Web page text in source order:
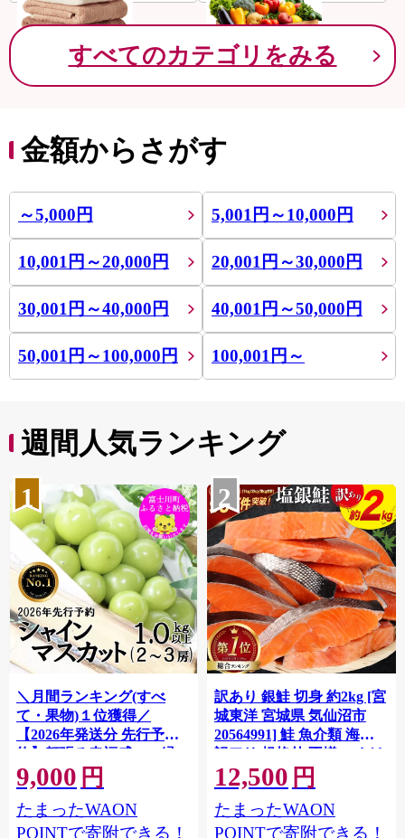
すべてのカテゴリをみる
金額からさがす
～5,000円 5,001円～10,000円
10,001円～20,000円 20,001円～30,000円
30,001円～40,000円 40,001円～50,000円
50,001円～100,000円 100,001円～
週間人気ランキング
1
＼月間ランキング(すべ
て・果物)１位獲得／
【2026年発送分 先行予
約】頬張る幸福感 〜緑の
宝石・ シャインマスカッ
ト 〜 １ｋｇ以上（２〜３
房） フルーツ 山梨県産 果
物 くだもの シャイン マス
9,000 円
たまったWAON
POINTで寄附できる！
2
訳あり 銀鮭 切身 約2kg [宮
城東洋 宮城県 気仙沼市
20564991] 鮭 魚介類 海鮮
訳アリ 規格外 不揃い さけ
サケ 鮭切身 シャケ 切り身
冷凍 家庭用 おかず 弁当 支
援 サーモン 銀鮭切り身 魚
わけあり
12,500 円
たまったWAON
POINTで寄附できる！